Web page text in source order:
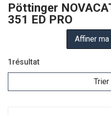
Pöttinger
351 ED PRO
1 résultat
Trier
Affiner